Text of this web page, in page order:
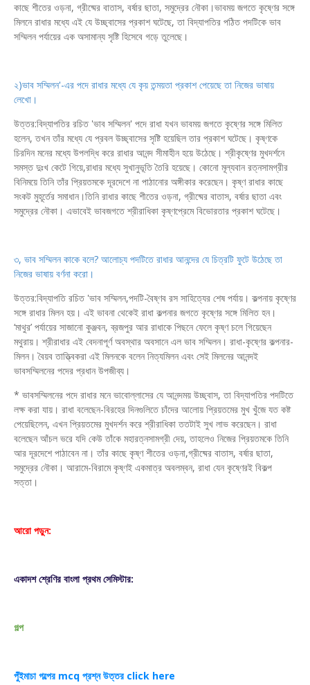
কাছে শীতের ওড়না, গ্রীষ্মের বাতাস, বর্ষার ছাতা, সমুদ্রের নৌকা।ভাবময় জগতে কৃষ্ণের সঙ্গে
মিলনে রাধার মধ্যে এই যে উচ্ছ্বাসের প্রকাশ ঘটেছে, তা বিদ্যাপতির পঠিত পদটিকে ভাব
সম্মিলন পর্যায়ের এক অসামান্য সৃষ্টি হিসেবে গড়ে তুলেছে।
২)ভাব সম্মিলন'-এর পদে রাধার মধ্যে যে কৃয় তন্ময়তা প্রকাশ পেয়েছে তা নিজের ভাষায়
লেখো।
উত্তর:বিদ্যাপতির রচিত 'ভাব সম্মিলন' পদে রাধা যখন ভাবময় জগতে কৃষ্ণের সঙ্গে মিলিত
হলেন, তখন তাঁর মধ্যে যে প্রবল উচ্ছ্বাসের সৃষ্টি হয়েছিল তার প্রকাশ ঘটেছে। কৃষ্ণকে
চিরদিন মনের মধ্যে উপলদ্ধি করে রাধার আনন্দ সীমাহীন হয়ে উঠেছে। শ্রীকৃষ্ণের মুখদর্শনে
সমস্ত দুঃখ কেটে গিয়ে,রাধার মধ্যে সুখানুভূতি তৈরি হয়েছে। কোনো মূল্যবান রত্নসামগ্রীর
বিনিময়ে তিনি তাঁর প্রিয়তমকে দূরদেশে না পাঠানোর অঙ্গীকার করেছেন। কৃষ্ণ রাধার কাছে
সংকট মুহূর্তের সমাধান।তিনি রাধার কাছে শীতের ওড়না, গ্রীষ্মের বাতাস, বর্ষার ছাতা এবং
সমুদ্রের নৌকা। এভাবেই ভাবজগতে শ্রীরাধিকা কৃষ্ণপ্রেমে বিভোরতার প্রকাশ ঘটেছে।
৩, ভাব সম্মিলন কাকে বলে? আলোচ্য পদটিতে রাধার আনন্দের যে চিত্রটি ফুটে উঠেছে তা
নিজের ভাষায় বর্ণনা করো।
উত্তর:বিদ্যাপতি রচিত 'ভাব সম্মিলন,পদটি-বৈষ্ণব রস সাহিত্যের শেষ পর্যায়। কল্পনায় কৃষ্ণের
সঙ্গে রাধার মিলন হয়। এই ভাবনা থেকেই রাধা কল্পনার জগতে কৃষ্ণের সঙ্গে মিলিত হন।
‘মাথুর’ পর্যায়ের সাজানো কুঞ্জবন, ব্রজপুর আর রাধাকে পিছনে ফেলে কৃষ্ণ চলে গিয়েছেন
মথুরায়। শ্রীরাধার এই বেদনাপূর্ণ অবস্থার অবসানে এল ভাব সম্মিলন। রাধা-কৃষ্ণের কল্পনার-
মিলন। বৈয়ব তাত্ত্বিকরা এই মিলনকে বলেন নিত্যমিলন এবং সেই মিলনের আনন্দই
ভাবসম্মিলনের পদের প্রধান উপজীব্য।
* ভাবসম্মিলনের পদে রাধার মনে ভাবোল্লাসের যে আনন্দময় উচ্ছ্বাস, তা বিদ্যাপতির পদটিতে
লক্ষ করা যায়। রাধা বলেছেন-বিরহের দিনগুলিতে চাঁদের আলোয় প্রিয়তমের মুখ খুঁজে যত কষ্ট
পেয়েছিলেন, এখন প্রিয়তমের মুখদর্শন করে শ্রীরাধিকা ততটাই সুখ লাভ করেছেন। রাধা
বলেছেন আঁচল ভরে যদি কেউ তাঁকে মহারত্নসামগ্রী দেয়, তাহলেও নিজের প্রিয়তমকে তিনি
আর দূরদেশে পাঠাবেন না। তাঁর কাছে কৃষ্ণ শীতের ওড়না,গ্রীষ্মের বাতাস, বর্ষার ছাতা,
সমুদ্রের নৌকা। আরামে-বিরামে কৃষ্ণই একমাত্র অবলম্বন, রাধা যেন কৃষ্ণেরই বিকল্প
সত্তা।
আরো পড়ুন:
একাদশ শ্রেণির বাংলা প্রথম সেমিস্টার:
গল্প
পুঁইমাচা গল্পের mcq প্রশ্ন উত্তর click here